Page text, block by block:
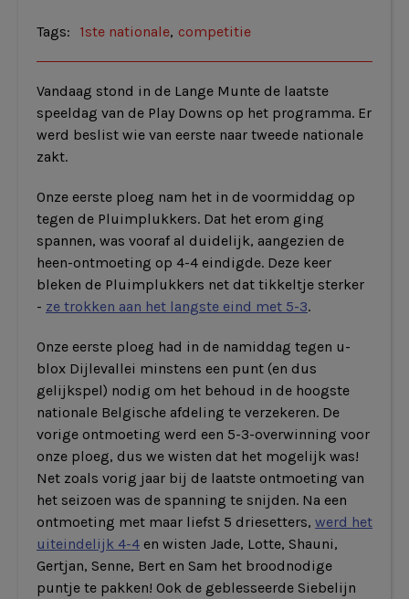
Tags: 1ste nationale, competitie
Vandaag stond in de Lange Munte de laatste
speeldag van de Play Downs op het programma. Er
werd beslist wie van eerste naar tweede nationale
zakt.
Onze eerste ploeg nam het in de voormiddag op
tegen de Pluimplukkers. Dat het erom ging
spannen, was vooraf al duidelijk, aangezien de
heen-ontmoeting op 4-4 eindigde. Deze keer
bleken de Pluimplukkers net dat tikkeltje sterker
- ze trokken aan het langste eind met 5-3.
Onze eerste ploeg had in de namiddag tegen u-
blox Dijlevallei minstens een punt (en dus
gelijkspel) nodig om het behoud in de hoogste
nationale Belgische afdeling te verzekeren. De
vorige ontmoeting werd een 5-3-overwinning voor
onze ploeg, dus we wisten dat het mogelijk was!
Net zoals vorig jaar bij de laatste ontmoeting van
het seizoen was de spanning te snijden. Na een
ontmoeting met maar liefst 5 driesetters, werd het
uiteindelijk 4-4 en wisten Jade, Lotte, Shauni,
Gertjan, Senne, Bert en Sam het broodnodige
puntje te pakken! Ook de geblesseerde Siebelijn